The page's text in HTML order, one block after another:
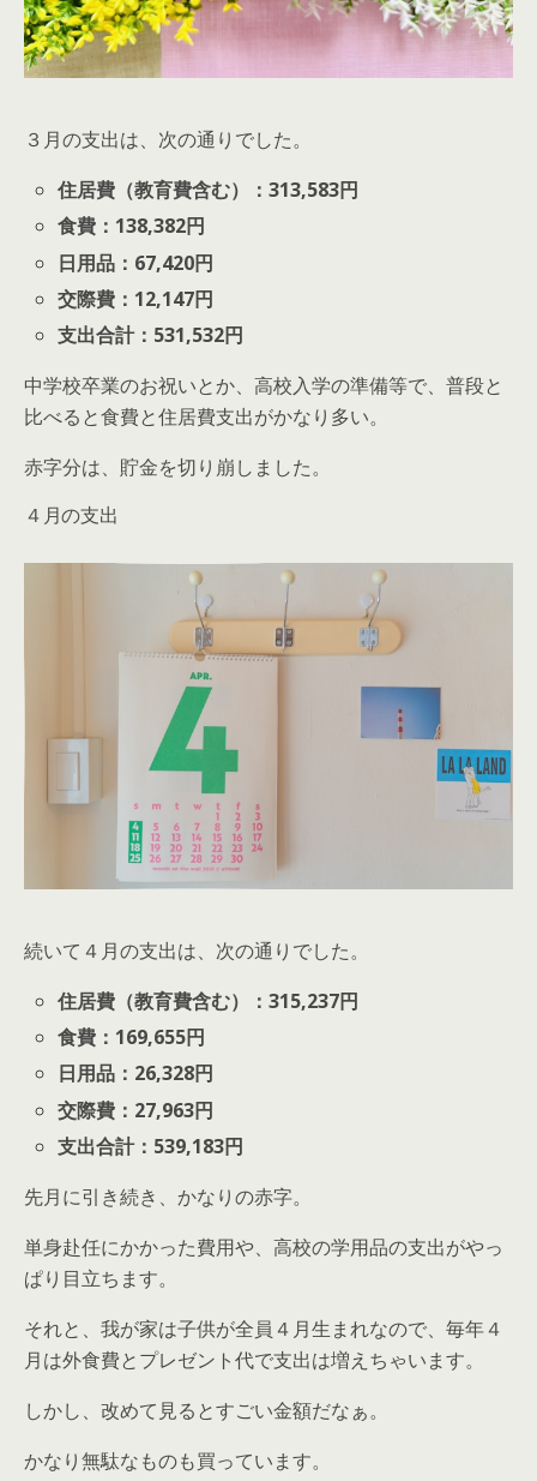
３月の支出は、次の通りでした。
住居費（教育費含む）：313,583円
食費：138,382円
日用品：67,420円
交際費：12,147円
支出合計：531,532円
中学校卒業のお祝いとか、高校入学の準備等で、普段と
比べると食費と住居費支出がかなり多い。
赤字分は、貯金を切り崩しました。
４月の支出
続いて４月の支出は、次の通りでした。
住居費（教育費含む）：315,237円
食費：169,655円
日用品：26,328円
交際費：27,963円
支出合計：539,183円
先月に引き続き、かなりの赤字。
単身赴任にかかった費用や、高校の学用品の支出がやっ
ぱり目立ちます。
それと、我が家は子供が全員４月生まれなので、毎年４
月は外食費とプレゼント代で支出は増えちゃいます。
しかし、改めて見るとすごい金額だなぁ。
かなり無駄なものも買っています。